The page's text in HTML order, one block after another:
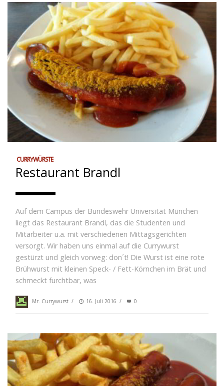
CURRYWÜRSTE
Restaurant Brandl
Auf dem Campus der Bundeswehr Universität München
liegt das Restaurant Brandl, das die Studenten und
Mitarbeiter u.a. mit verschiedenen Mittagsgerichten
versorgt. Wir haben uns einmal auf die Currywurst
gestürzt und gleich vorweg: don´t! Die Wurst ist eine rote
Brühwurst mit kleinen Speck- / Fett-Körnchen im Brät und
schmeckt furchtbar, was
Mr. Currywurst / 16. Juli 2016 / 0